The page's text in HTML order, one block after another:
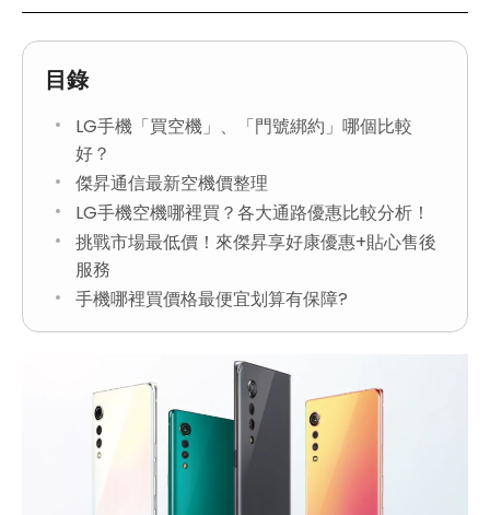
目錄
LG手機「買空機」、「門號綁約」哪個比較
好？
傑昇通信最新空機價整理
LG手機空機哪裡買？各大通路優惠比較分析！
挑戰市場最低價！來傑昇享好康優惠+貼心售後
服務
手機哪裡買價格最便宜划算有保障?